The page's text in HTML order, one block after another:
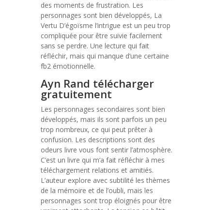
des moments de frustration. Les
personnages sont bien développés, La
Vertu D’égoïsme l’intrigue est un peu trop
compliquée pour être suivie facilement
sans se perdre. Une lecture qui fait
réfléchir, mais qui manque d’une certaine
fb2 émotionnelle.
Ayn Rand télécharger
gratuitement
Les personnages secondaires sont bien
développés, mais ils sont parfois un peu
trop nombreux, ce qui peut prêter à
confusion. Les descriptions sont des
odeurs livre vous font sentir l’atmosphère.
C’est un livre qui m’a fait réfléchir à mes
téléchargement relations et amitiés.
L’auteur explore avec subtilité les thèmes
de la mémoire et de l’oubli, mais les
personnages sont trop éloignés pour être